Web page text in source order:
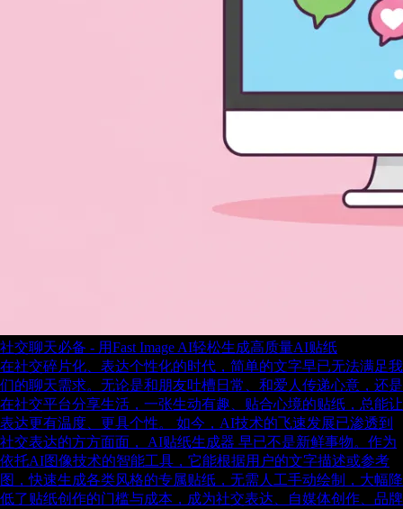
社交聊天必备 - 用Fast Image AI轻松生成高质量AI贴纸
在社交碎片化、表达个性化的时代，简单的文字早已无法满足我
们的聊天需求。无论是和朋友吐槽日常、和爱人传递心意，还是
在社交平台分享生活，一张生动有趣、贴合心境的贴纸，总能让
表达更有温度、更具个性。 如今，AI技术的飞速发展已渗透到
社交表达的方方面面， AI贴纸生成器 早已不是新鲜事物。作为
依托AI图像技术的智能工具，它能根据用户的文字描述或参考
图，快速生成各类风格的专属贴纸，无需人工手动绘制，大幅降
低了贴纸创作的门槛与成本，成为社交表达、自媒体创作、品牌